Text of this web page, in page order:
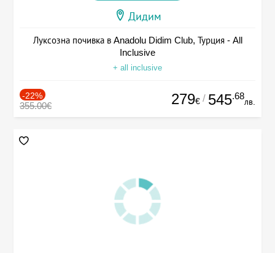
Дидим
Луксозна почивка в Anadolu Didim Club, Турция - All
Inclusive
+ all inclusive
-22%
355.00€ 279€ / 545.68
лв.